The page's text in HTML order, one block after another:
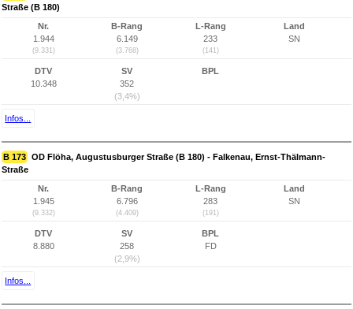
Straße (B 180)
Nr.
1.944
(9.331)
B-Rang
6.149
(3.768)
L-Rang
233
(141)
Land
SN
DTV
10.348
SV
352
(3,4%)
BPL
Infos...
B 173 OD Flöha, Augustusburger Straße (B 180) - Falkenau, Ernst-Thälmann-
Straße
Nr.
1.945
(9.332)
B-Rang
6.796
(4.409)
L-Rang
283
(191)
Land
SN
DTV
8.880
SV
258
(2,9%)
BPL
FD
Infos...